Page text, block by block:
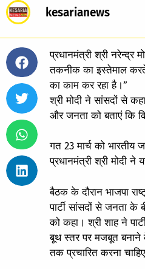
kesarianews
प्रधानमंत्री श्री नरेन्द्र
तकनीक का इस्तेमाल करते
का काम कर रहा है।”
श्री मोदी ने सांसदों से
और जनता को बताएं कि
गत 23 मार्च को भारतीय
प्रधानमंत्री श्री मोदी ने
बैठक के दौरान भाजपा
पार्टी सांसदों से जनता
को कहा। श्री शाह ने
बूथ स्तर पर मजबूत बनाने
तक प्रचारित करना